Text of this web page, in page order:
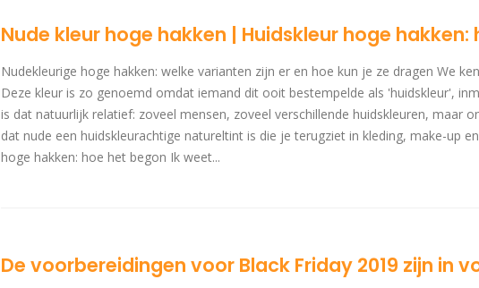
Nude kleur hoge hakken | Huidskleur hoge hakken:
Nudekleurige hoge hakken: welke varianten zijn er en hoe kun je ze dragen We
Deze kleur is zo genoemd omdat iemand dit ooit bestempelde als 'huidskleur',
is dat natuurlijk relatief: zoveel mensen, zoveel verschillende huidskleuren, maar
dat nude een huidskleurachtige natureltint is die je terugziet in kleding, make-up
hoge hakken: hoe het begon Ik weet...
De voorbereidingen voor Black Friday 2019 zijn in